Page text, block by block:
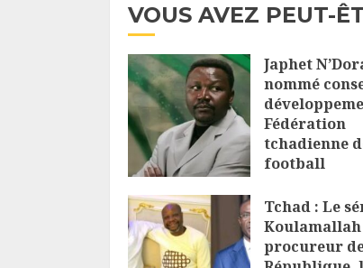
VOUS AVEZ PEUT-
Japhet
nommé
Fédération
tchadienne
football
Tchad : Le
procureur